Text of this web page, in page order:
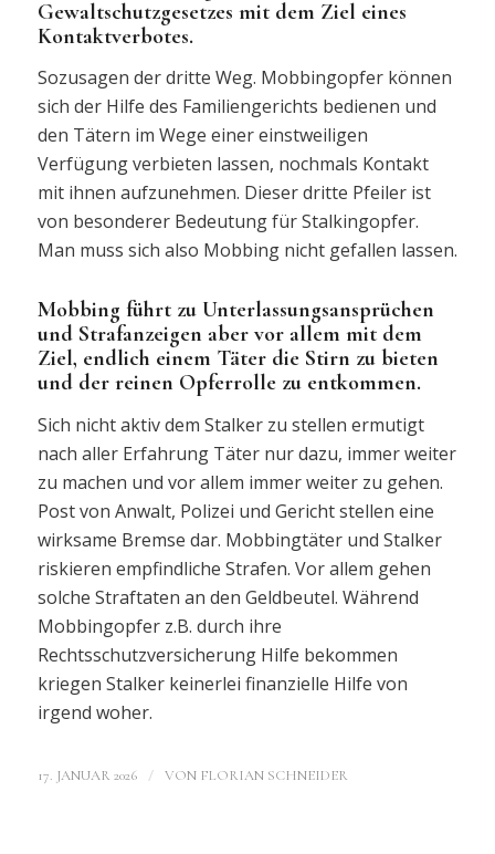
Gewaltschutzgesetzes mit dem Ziel eines
Kontaktverbotes.
Sozusagen der dritte Weg. Mobbingopfer können
sich der Hilfe des Familiengerichts bedienen und
den Tätern im Wege einer einstweiligen
Verfügung verbieten lassen, nochmals Kontakt
mit ihnen aufzunehmen. Dieser dritte Pfeiler ist
von besonderer Bedeutung für Stalkingopfer.
Man muss sich also Mobbing nicht gefallen lassen.
Mobbing führt zu Unterlassungsansprüchen
und Strafanzeigen aber vor allem mit dem
Ziel, endlich einem Täter die Stirn zu bieten
und der reinen Opferrolle zu entkommen.
Sich nicht aktiv dem Stalker zu stellen ermutigt
nach aller Erfahrung Täter nur dazu, immer weiter
zu machen und vor allem immer weiter zu gehen.
Post von Anwalt, Polizei und Gericht stellen eine
wirksame Bremse dar. Mobbingtäter und Stalker
riskieren empfindliche Strafen. Vor allem gehen
solche Straftaten an den Geldbeutel. Während
Mobbingopfer z.B. durch ihre
Rechtsschutzversicherung Hilfe bekommen
kriegen Stalker keinerlei finanzielle Hilfe von
irgend woher.
17. JANUAR 2026 / VON FLORIAN SCHNEIDER